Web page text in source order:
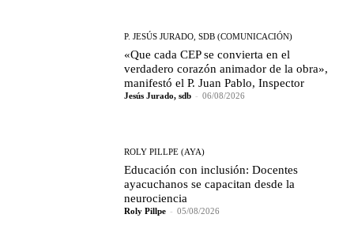
P. JESÚS JURADO, SDB (COMUNICACIÓN)
«Que cada CEP se convierta en el
verdadero corazón animador de la obra»,
manifestó el P. Juan Pablo, Inspector
Jesús Jurado, sdb - 06/08/2026
ROLY PILLPE (AYA)
Educación con inclusión: Docentes
ayacuchanos se capacitan desde la
neurociencia
Roly Pillpe - 05/08/2026